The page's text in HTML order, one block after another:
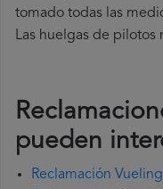
tomado todas las
Las huelgas de pilotos
pueden
Reclamación Vueling